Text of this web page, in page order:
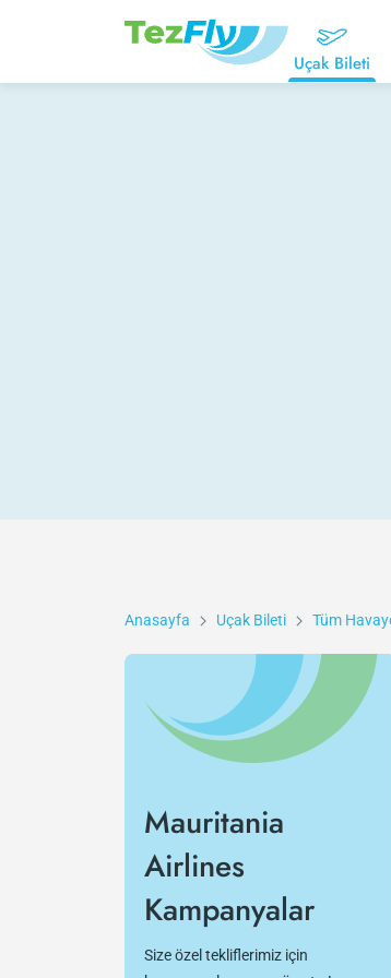
Uçak Bileti
Anasayfa Uçak Bileti Tüm
Mauritania
Airlines
Kampanyalar
Size özel tekliflerimiz için